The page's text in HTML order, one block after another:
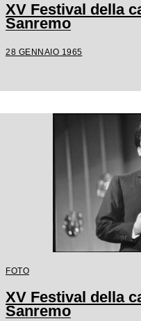
XV Festival della
Sanremo
28 GENNAIO 1965
FOTO
XV Festival della
Sanremo